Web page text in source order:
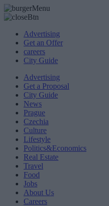
Advertising
Get an Offer
careers
City Guide
Advertising
Get a Proposal
City Guide
News
Prague
Czechia
Culture
Lifestyle
Politics&Economics
Real Estate
Travel
Food
Jobs
About Us
Careers